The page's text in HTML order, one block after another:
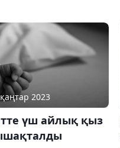
2023
үш айлық қыз